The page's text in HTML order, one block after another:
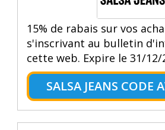
15% de rabais sur vos
s'inscrivant au bulletin
cette web. Expire le 31/12/
SALSA JEANS CODE